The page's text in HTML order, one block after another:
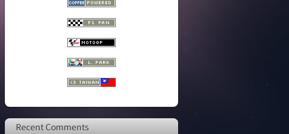
Recent Comments